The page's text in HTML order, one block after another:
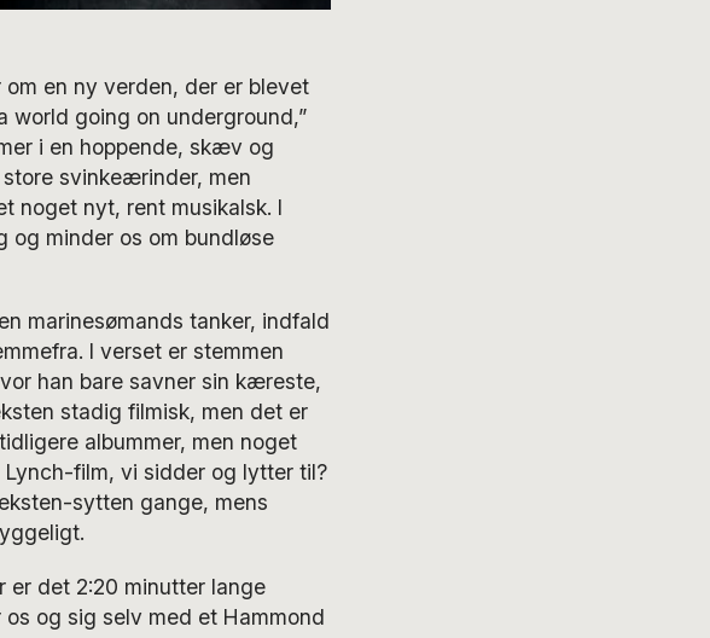
om en ny verden, der er blevet
world going on underground,”
i en hoppende, skæv og
svinkeærinder, men
noget nyt, rent musikalsk. I
og minder os om bundløse
marinesømands tanker, indfald
I verset er stemmen
han bare savner sin kæreste,
stadig filmisk, men det er
albummer, men noget
film, vi sidder og lytter til?
sytten gange, mens
er det 2:20 minutter lange
os og sig selv med et Hammond